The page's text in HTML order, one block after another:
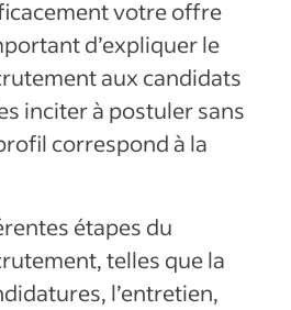
votre offre
d’expliquer le
aux candidats
inciter à postuler sans
correspond à la
étapes du
telles que la
l’entretien,